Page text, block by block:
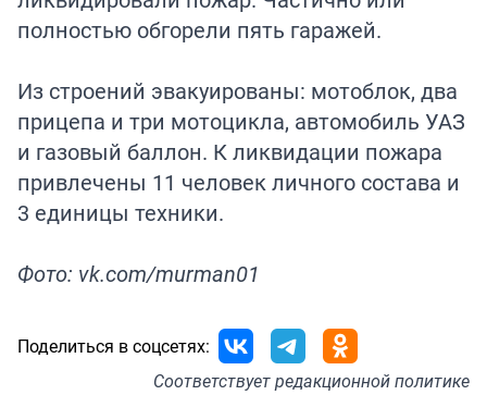
полностью обгорели пять гаражей.
Из строений эвакуированы: мотоблок, два
прицепа и три мотоцикла, автомобиль УАЗ
и газовый баллон. К ликвидации пожара
привлечены 11 человек личного состава и
3 единицы техники.
Фото: vk.com/murman01
Поделиться в соцсетях:
Соответствуетредакционной политике